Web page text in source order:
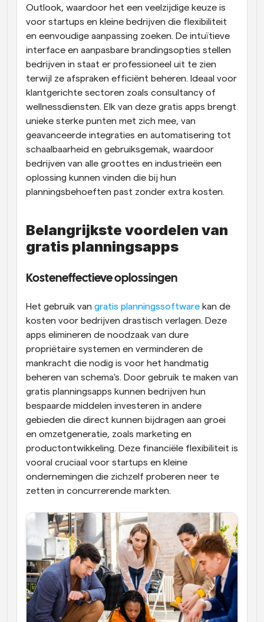
Outlook, waardoor het een veelzijdige keuze is
voor startups en kleine bedrijven die flexibiliteit
en eenvoudige aanpassing zoeken. De intuïtieve
interface en aanpasbare brandingsopties stellen
bedrijven in staat er professioneel uit te zien
terwijl ze afspraken efficiënt beheren. Ideaal voor
klantgerichte sectoren zoals consultancy of
wellnessdiensten. Elk van deze gratis apps brengt
unieke sterke punten met zich mee, van
geavanceerde integraties en automatisering tot
schaalbaarheid en gebruiksgemak, waardoor
bedrijven van alle groottes en industrieën een
oplossing kunnen vinden die bij hun
planningsbehoeften past zonder extra kosten.
Belangrijkste voordelen van
gratis planningsapps
Kosteneffectieve oplossingen
Het gebruik van gratis planningssoftware kan de
kosten voor bedrijven drastisch verlagen. Deze
apps elimineren de noodzaak van dure
propriëtaire systemen en verminderen de
mankracht die nodig is voor het handmatig
beheren van schema's. Door gebruik te maken van
gratis planningsapps kunnen bedrijven hun
bespaarde middelen investeren in andere
gebieden die direct kunnen bijdragen aan groei
en omzetgeneratie, zoals marketing en
productontwikkeling. Deze financiële flexibiliteit is
vooral cruciaal voor startups en kleine
ondernemingen die zichzelf proberen neer te
zetten in concurrerende markten.